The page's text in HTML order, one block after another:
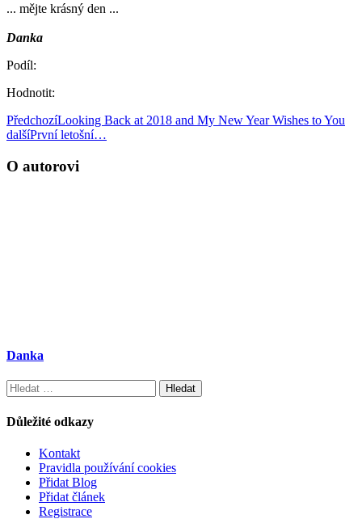
... mějte krásný den ...
Danka
Podíl:
Hodnotit:
PředchozíLooking Back at 2018 and My New Year Wishes to You
dalšíPrvní letošní…
O autorovi
Danka
Vyhledávání
Důležité odkazy
Kontakt
Pravidla používání cookies
Přidat Blog
Přidat článek
Registrace